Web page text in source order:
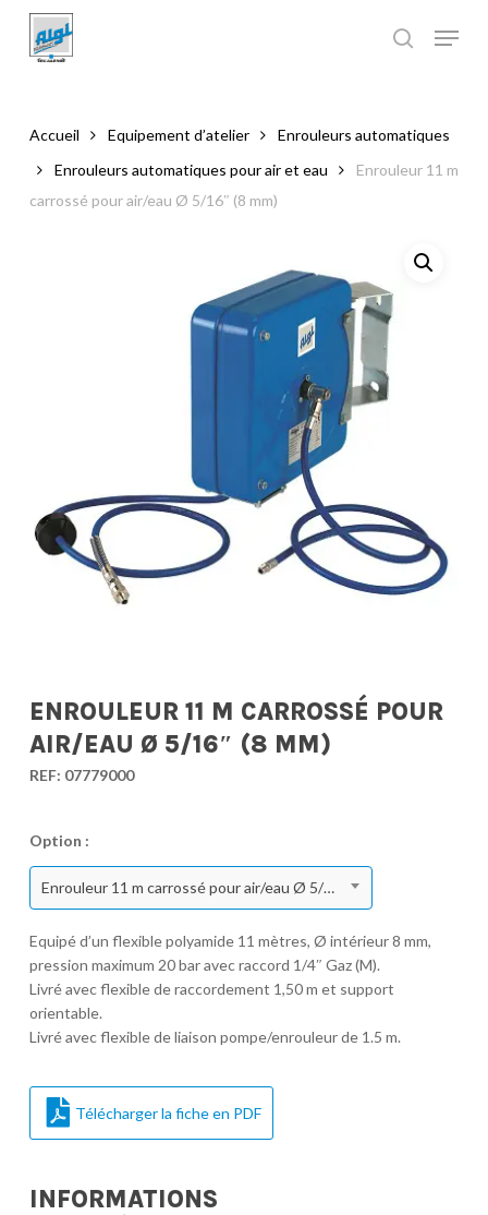
main
Accueil Equipement d’atelier
Enrouleurs automatiques
Enrouleurs automatiques pour air et eau
Enrouleur 11 m
carrossé pour air/eau Ø 5/16″ (8 mm)
ENROULEUR 11 M CARROSSÉ POUR
AIR/EAU Ø 5/16″ (8 MM)
REF: 07779000
Option :
Enrouleur 11 m carrossé pour air/eau Ø 5/16″ (8 mm)
Equipé d’un flexible polyamide 11 mètres, Ø intérieur 8 mm,
pression maximum 20 bar avec raccord 1/4″ Gaz (M).
Livré avec flexible de raccordement 1,50 m et support
orientable.
Livré avec flexible de liaison pompe/enrouleur de 1.5 m.
Télécharger la fiche en PDF
INFORMATIONS